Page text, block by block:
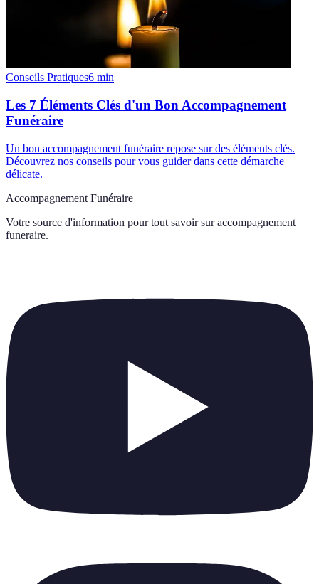
Conseils Pratiques6 min
Les 7 Éléments Clés d'un Bon Accompagnement
Funéraire
Un bon accompagnement funéraire repose sur des éléments clés.
Découvrez nos conseils pour vous guider dans cette démarche
délicate.
Accompagnement Funéraire
Votre source d'information pour tout savoir sur accompagnement
funeraire.